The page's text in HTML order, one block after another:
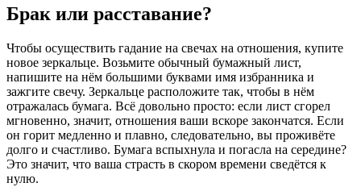
Брак или расставание?
Чтобы осуществить гадание на свечах на отношения, купите
новое зеркальце. Возьмите обычный бумажный лист,
напишите на нём большими буквами имя избранника и
зажгите свечу. Зеркальце расположите так, чтобы в нём
отражалась бумага. Всё довольно просто: если лист сгорел
мгновенно, значит, отношения ваши вскоре закончатся. Если
он горит медленно и плавно, следовательно, вы проживёте
долго и счастливо. Бумага вспыхнула и погасла на середине?
Это значит, что ваша страсть в скором времени сведётся к
нулю.